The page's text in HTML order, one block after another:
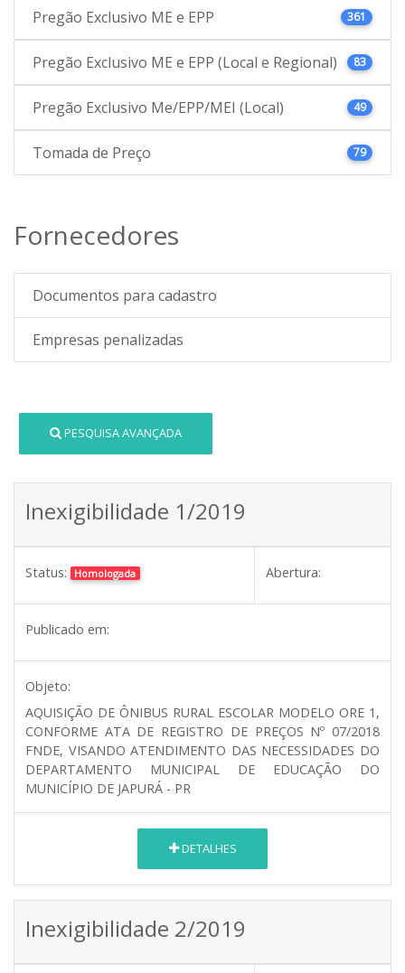
Pregão Exclusivo ME e EPP 361
Pregão Exclusivo ME e EPP (Local e Regional) 83
Pregão Exclusivo Me/EPP/MEI (Local) 49
Tomada de Preço 79
Fornecedores
Documentos para cadastro
Empresas penalizadas
PESQUISA AVANÇADA
Inexigibilidade 1/2019
Status: Homologada Abertura:
Publicado em:
Objeto:
AQUISIÇÃO DE ÔNIBUS RURAL ESCOLAR MODELO ORE 1,
CONFORME ATA DE REGISTRO DE PREÇOS Nº 07/2018
FNDE, VISANDO ATENDIMENTO DAS NECESSIDADES DO
DEPARTAMENTO MUNICIPAL DE EDUCAÇÃO DO
MUNICÍPIO DE JAPURÁ - PR
DETALHES
Inexigibilidade 2/2019